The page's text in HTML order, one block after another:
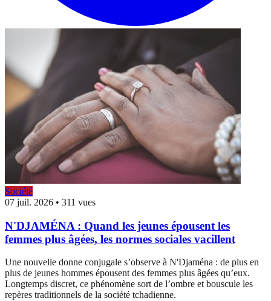
Société
07 juil. 2026 • 311 vues
N'DJAMÉNA : Quand les jeunes épousent les
femmes plus âgées, les normes sociales vacillent
Une nouvelle donne conjugale s’observe à N'Djaména : de plus en
plus de jeunes hommes épousent des femmes plus âgées qu’eux.
Longtemps discret, ce phénomène sort de l’ombre et bouscule les
repères traditionnels de la société tchadienne.